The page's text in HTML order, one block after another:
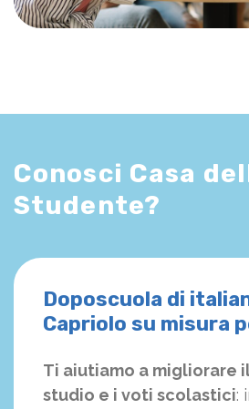
Conosci Casa
Studente?
Doposcuola di
Capriolo su misura
Ti aiutiamo a migliorare
studio e i voti scolastici: